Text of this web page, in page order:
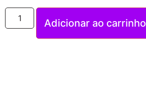
Adicionar ao carrinho